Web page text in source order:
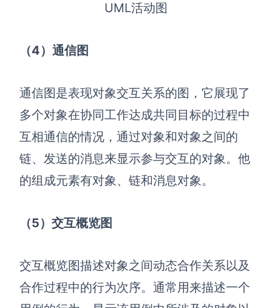
UML活动图
（4）通信图
通信图是表现对象交互关系的图，它展现了
多个对象在协同工作达成共同目标的过程中
互相通信的情况，通过对象和对象之间的
链、发送的消息来显示参与交互的对象。他
的组成元素有对象、链和消息对象。
（5）交互概览图
交互概览图描述对象之间动态合作关系以及
合作过程中的行为次序。通常用来描述一个